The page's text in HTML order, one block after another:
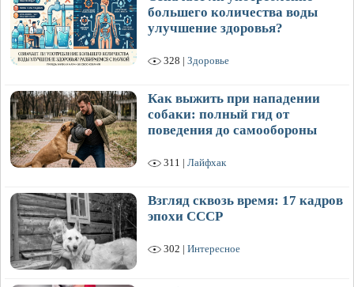
большего количества воды
улучшение здоровья?
328 | Здоровье
Как выжить при нападении
собаки: полный гид от
поведения до самообороны
311 | Лайфхак
Взгляд сквозь время: 17 кадров
эпохи СССР
302 | Интересное